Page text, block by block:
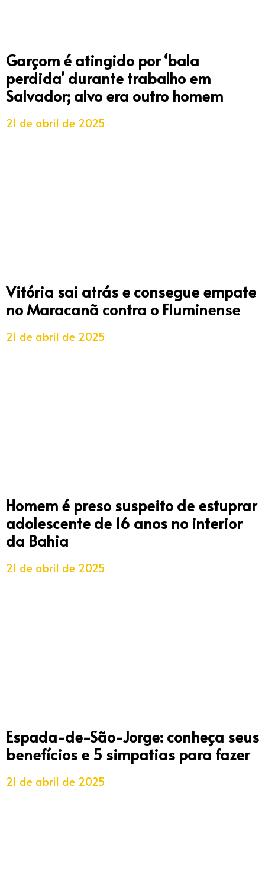
Garçom é atingido por ‘bala
perdida’ durante trabalho em
Salvador; alvo era outro homem
21 de abril de 2025
Vitória sai atrás e consegue empate
no Maracanã contra o Fluminense
21 de abril de 2025
Homem é preso suspeito de estuprar
adolescente de 16 anos no interior
da Bahia
21 de abril de 2025
Espada-de-São-Jorge: conheça seus
benefícios e 5 simpatias para fazer
21 de abril de 2025